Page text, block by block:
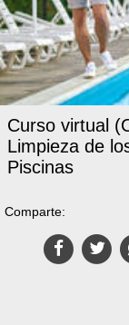
Curso virtual
Limpieza de
Piscinas
Comparte: